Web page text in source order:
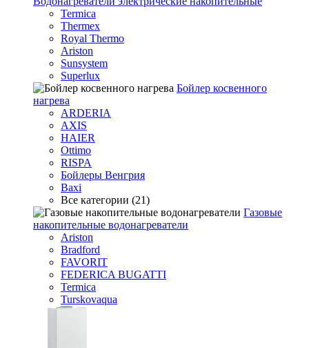
Termica
Thermex
Royal Thermo
Ariston
Sunsystem
Superlux
Бойлер косвенного
нагрева
ARDERIA
AXIS
HAIER
Ottimo
RISPA
Бойлеры Венгрия
Baxi
Все категории (21)
Газовые
накопительные водонагреватели
Ariston
Bradford
FAVORIT
FEDERICA BUGATTI
Termica
Turskovaqua